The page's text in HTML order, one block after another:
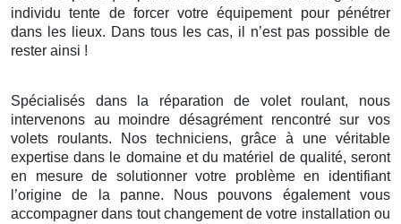
individu tente de forcer votre équipement pour pénétrer
dans les lieux. Dans tous les cas, il n’est pas possible de
rester ainsi !
Spécialisés dans la réparation de volet roulant, nous
intervenons au moindre désagrément rencontré sur vos
volets roulants. Nos techniciens, grâce à une véritable
expertise dans le domaine et du matériel de qualité, seront
en mesure de solutionner votre problème en identifiant
l’origine de la panne. Nous pouvons également vous
accompagner dans tout changement de votre installation ou